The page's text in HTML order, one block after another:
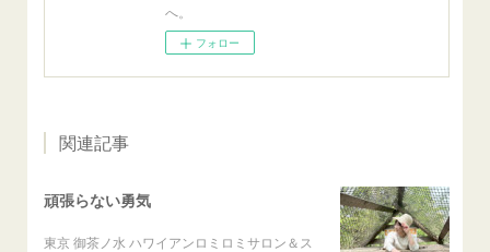
へ。
フォロー
関連記事
頑張らない勇気
東京 御茶ノ水 ハワイアンロミロミサロン＆ス